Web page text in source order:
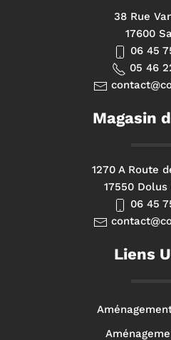
38 Rue
17600
06 45
05 46
Magasin
1270 A Route
17550
06 45
Liens